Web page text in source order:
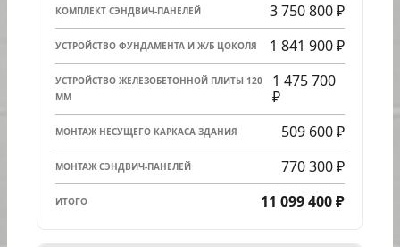
КОМПЛЕКТ СЭНДВИЧ-ПАНЕЛЕЙ 3 750 800 ₽
УСТРОЙСТВО ФУНДАМЕНТА И Ж/Б ЦОКОЛЯ 1 841 900 ₽
УСТРОЙСТВО ЖЕЛЕЗОБЕТОННОЙ ПЛИТЫ 120
ММ
1 475 700
₽
МОНТАЖ НЕСУЩЕГО КАРКАСА ЗДАНИЯ 509 600 ₽
МОНТАЖ СЭНДВИЧ-ПАНЕЛЕЙ 770 300 ₽
ИТОГО 11 099 400 ₽